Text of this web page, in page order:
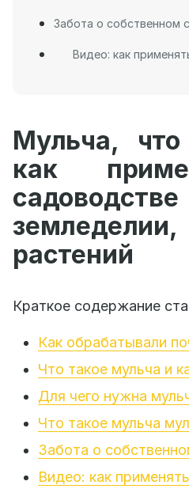
Забота о собственном
Видео: как
Мульча,
как
растений
Краткое содержание
Как обрабатывали
Что такое мульча и
Для чего нужна
Что такое мульча
Забота о
Видео: как